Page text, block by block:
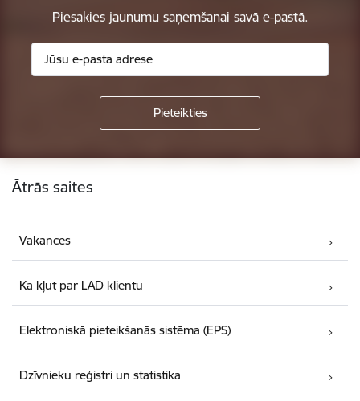
Piesakies jaunumu saņemšanai savā e-pastā.
Kājene
Ātrās saites
Vakances
Kā kļūt par LAD klientu
Elektroniskā pieteikšanās sistēma (EPS)
Dzīvnieku reģistri un statistika